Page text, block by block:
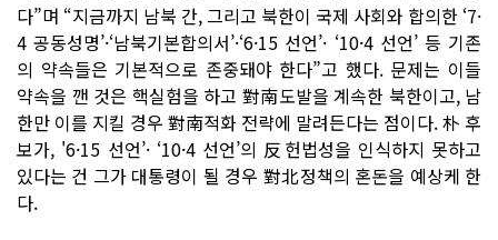
다”며 “지금까지 남북 간, 그리고 북한이 국제 사회와 합의한 ‘7·
4 공동성명’·‘남북기본합의서’·‘6·15 선언’· ‘10·4 선언’ 등 기존
의 약속들은 기본적으로 존중돼야 한다”고 했다. 문제는 이들
약속을 깬 것은 핵실험을 하고 對南도발을 계속한 북한이고, 남
한만 이를 지킬 경우 對南적화 전략에 말려든다는 점이다. 朴 후
보가, '6·15 선언’· ‘10·4 선언’의 反헌법성을 인식하지 못하고
있다는 건 그가 대통령이 될 경우 對北정책의 혼돈을 예상케 한
다.